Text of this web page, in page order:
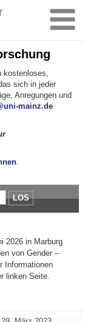
kostenloses,
sich in jeder
Anregungen und
mainz.de
LOS
2026 in Marburg
von Gender –
Informationen
linken Seite.